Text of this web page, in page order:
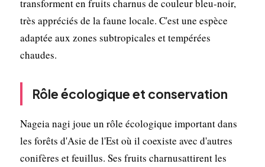
transforment en fruits charnus de couleur bleu-noir,
très appréciés de la faune locale. C'est une espèce
adaptée aux zones subtropicales et tempérées
chaudes.
Rôle écologique et conservation
Nageia nagi joue un rôle écologique important dans
les forêts d'Asie de l'Est où il coexiste avec d'autres
conifères et feuillus. Ses fruits charnusattirent les